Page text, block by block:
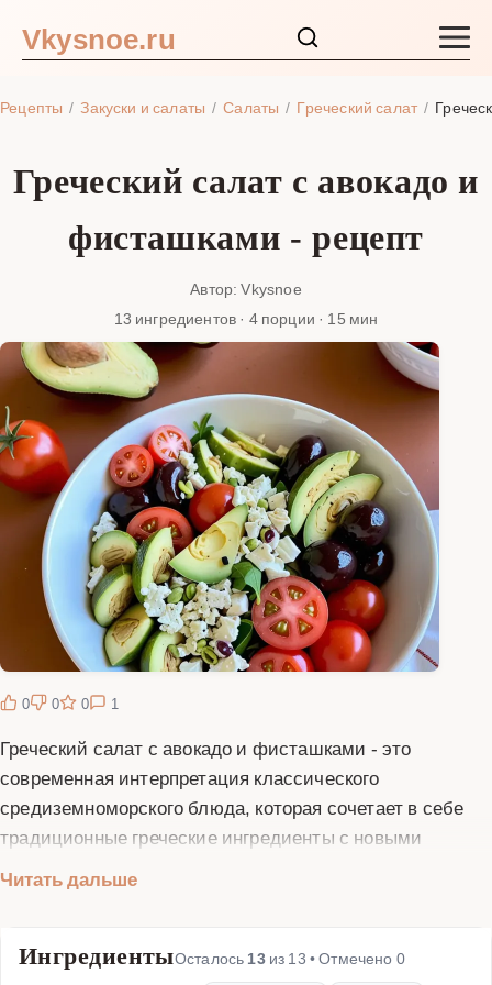
Vkysnoe.ru
Рецепты Закуски и салаты Салаты Греческий салат
Греческий салат с авокадо и
фисташками - рецепт
Автор: Vkysnoe
13 ингредиентов · 4 порции · 15 мин
0 0 0 1
Греческий салат с авокадо и фисташками - это
современная интерпретация классического
средиземноморского блюда, которая сочетает в себе
традиционные греческие ингредиенты с новыми
прекрасным вкусом, но и высокой питательной
здорового питания. Основой салата остаются
Читать дальше
ИнгредиентыОсталось 13из 13 • Отмечено 0